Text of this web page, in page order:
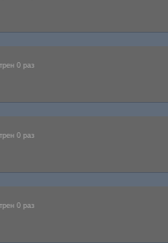
0 раз
0 раз
0 раз